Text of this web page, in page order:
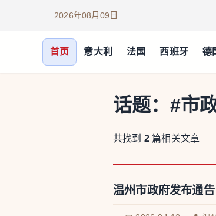
2026年08月09日
首页 意大利 法国 西班牙 德
话题： #市
共找到 2 篇相关文章
温州市政府发布通告